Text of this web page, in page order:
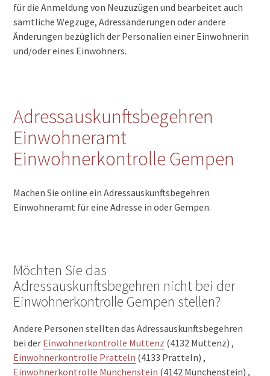
für die Anmeldung von Neuzuzügen und bearbeitet auch
sämtliche Wegzüge, Adressänderungen oder andere
Änderungen bezüglich der Personalien einer Einwohnerin
und/oder eines Einwohners.
Adressauskunftsbegehren
Einwohneramt
Einwohnerkontrolle Gempen
Machen Sie online ein Adressauskunftsbegehren
Einwohneramt für eine Adresse in oder Gempen.
Möchten Sie das
Adressauskunftsbegehren nicht bei der
Einwohnerkontrolle Gempen stellen?
Andere Personen stellten das Adressauskunftsbegehren
bei der Einwohnerkontrolle Muttenz (4132 Muttenz) ,
Einwohnerkontrolle Pratteln (4133 Pratteln) ,
Einwohnerkontrolle Münchenstein (4142 Münchenstein) ,